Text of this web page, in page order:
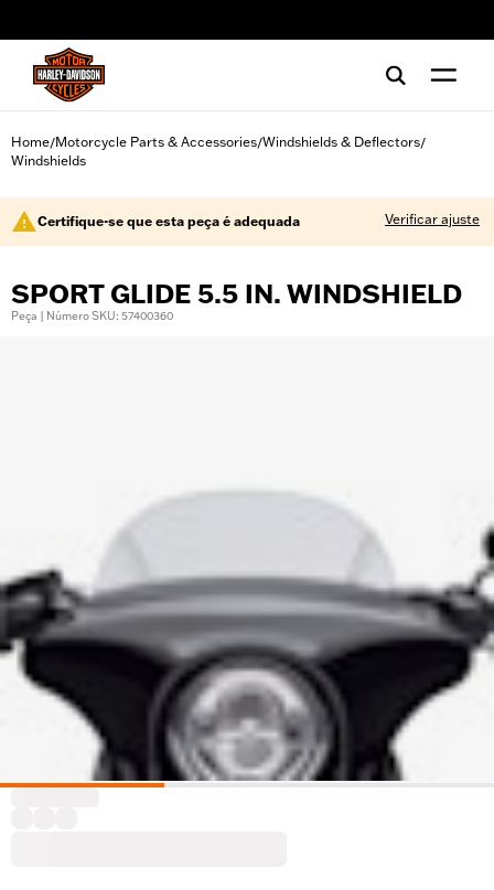
Home/Motorcycle Parts & Accessories/Windshields & Deflectors/
Windshields
Certifique-se que esta peça é adequada Verificar ajuste
SPORT GLIDE 5.5 IN. WINDSHIELD
Peça | Número SKU: 57400360